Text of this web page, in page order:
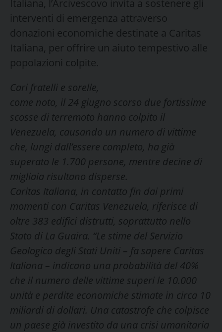
Italiana, l’Arcivescovo invita a sostenere gli
interventi di emergenza attraverso
donazioni economiche destinate a Caritas
Italiana, per offrire un aiuto tempestivo alle
popolazioni colpite.
Cari fratelli e sorelle,
come noto, il 24 giugno scorso due fortissime
scosse di terremoto hanno colpito il
Venezuela, causando un numero di vittime
che, lungi dall’essere completo, ha già
superato le 1.700 persone, mentre decine di
migliaia risultano disperse.
Caritas Italiana, in contatto fin dai primi
momenti con Caritas Venezuela, riferisce di
oltre 383 edifici distrutti, soprattutto nello
Stato di La Guaira. “Le stime del Servizio
Geologico degli Stati Uniti – fa sapere Caritas
Italiana – indicano una probabilità del 40%
che il numero delle vittime superi le 10.000
unità e perdite economiche stimate in circa 10
miliardi di dollari. Una catastrofe che colpisce
un paese già investito da una crisi umanitaria